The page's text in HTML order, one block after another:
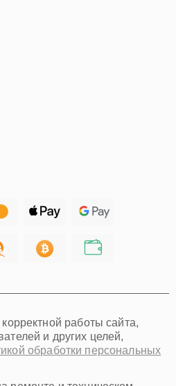
работы сайта,
и других целей,
обработки персональных